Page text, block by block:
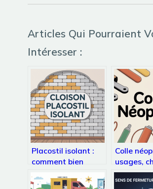
Articles Qui Pourraient
Intéresser :
Placostil isolant :
comment bien
choisir et poser
votre cloison
Colle
usages,
conseils
collages